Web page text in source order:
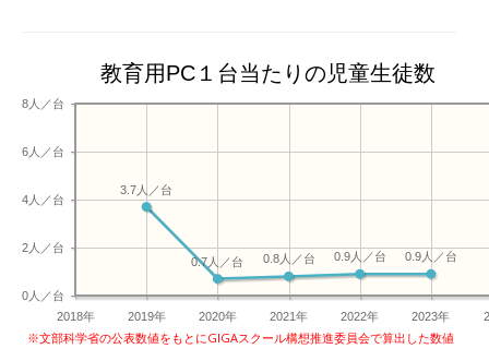
教育用PC１台当たりの児童生徒数
2018年 2019年 2020年 2021年 2022年 2023年
0人／台
2人／台
4人／台
6人／台
8人／台
0.9人／台
0.9人／台
0.8人／台
0.7人／台
3.7人／台
※文部科学省の公表数値をもとにGIGAスクール構想推進委員会で算出した数値